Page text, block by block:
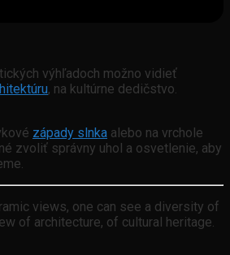
výhľadoch možno vidieť
, na kultúrne dedičstvo.
západy slnka alebo na vrchole
zvoliť správny uhol a osvetlenie, aby
views, one can see a diversity of
of architecture, of cultural heritage.